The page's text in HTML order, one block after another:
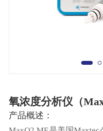
氧浓度分析仪（
产品概述：